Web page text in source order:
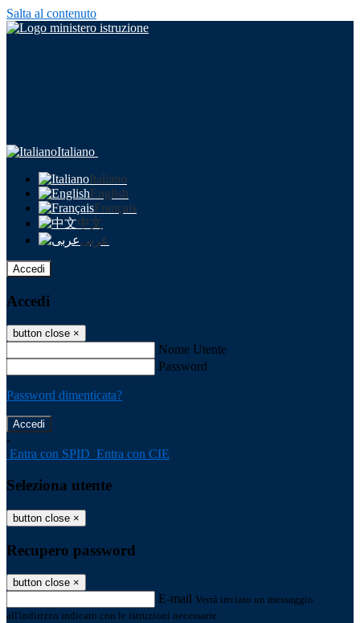
Salta al contenuto
Italiano
Italiano
English
Français
中文
عربى
Accedi
Accedi
button close ×
Nome Utente
Password
Password dimenticata?
-
Entra con SPID Entra con CIE
Seleziona utente
button close ×
Recupero password
button close ×
E-mail Verrà inviato un messaggio
all'indirizzo indicato con le istruzioni necessarie.